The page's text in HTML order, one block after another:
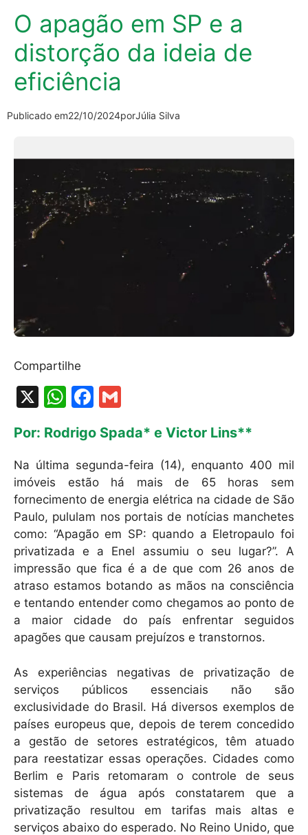
O apagão em SP e a
distorção da ideia de
eficiência
Publicado em22/10/2024porJúlia Silva
Compartilhe
X
W
at
s
A
p
p
F
c
e
b
o
o
k
ai
l
Por: Rodrigo Spada* e Victor Lins**
Na última segunda-feira (14), enquanto 400 mil
imóveis estão há mais de 65 horas sem
fornecimento de energia elétrica na cidade de São
Paulo, pululam nos portais de notícias manchetes
como: “Apagão em SP: quando a Eletropaulo foi
privatizada e a Enel assumiu o seu lugar?”. A
impressão que fica é a de que com 26 anos de
atraso estamos botando as mãos na consciência
e tentando entender como chegamos ao ponto de
a maior cidade do país enfrentar seguidos
apagões que causam prejuízos e transtornos.
As experiências negativas de privatização de
serviços públicos essenciais não são
exclusividade do Brasil. Há diversos exemplos de
países europeus que, depois de terem concedido
a gestão de setores estratégicos, têm atuado
para reestatizar essas operações. Cidades como
Berlim e Paris retomaram o controle de seus
sistemas de água após constatarem que a
privatização resultou em tarifas mais altas e
serviços abaixo do esperado. No Reino Unido, que